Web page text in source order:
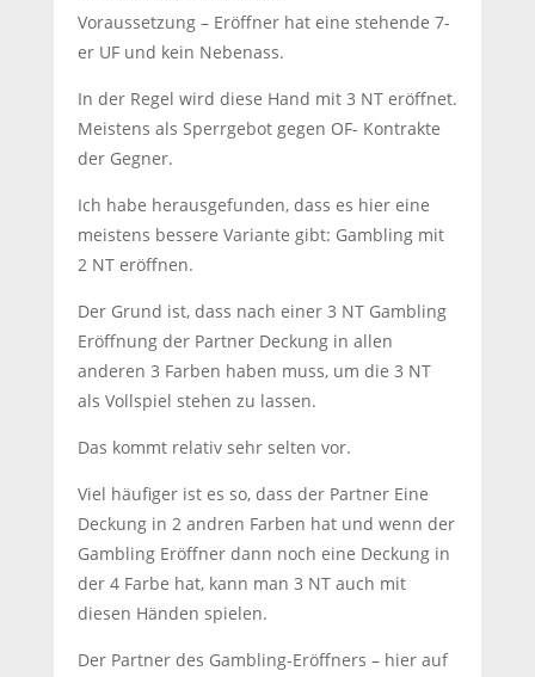
Voraussetzung – Eröffner hat eine stehende 7-
er UF und kein Nebenass.
In der Regel wird diese Hand mit 3 NT eröffnet.
Meistens als Sperrgebot gegen OF- Kontrakte
der Gegner.
Ich habe herausgefunden, dass es hier eine
meistens bessere Variante gibt: Gambling mit
2 NT eröffnen.
Der Grund ist, dass nach einer 3 NT Gambling
Eröffnung der Partner Deckung in allen
anderen 3 Farben haben muss, um die 3 NT
als Vollspiel stehen zu lassen.
Das kommt relativ sehr selten vor.
Viel häufiger ist es so, dass der Partner Eine
Deckung in 2 andren Farben hat und wenn der
Gambling Eröffner dann noch eine Deckung in
der 4 Farbe hat, kann man 3 NT auch mit
diesen Händen spielen.
Der Partner des Gambling-Eröffners – hier auf